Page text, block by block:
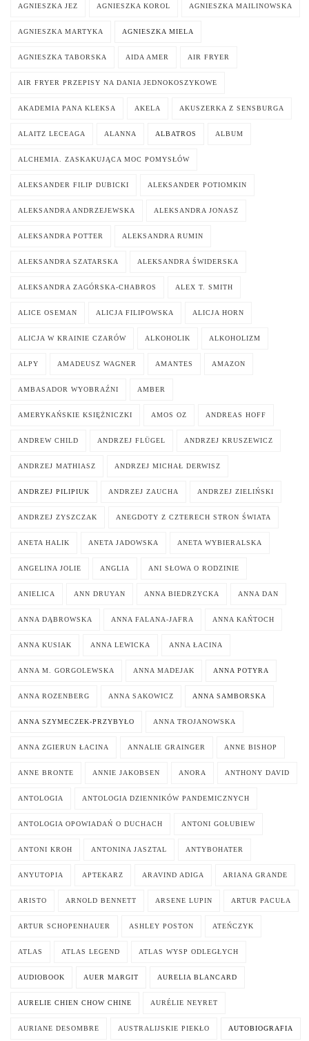
AGNIESZKA JEZ AGNIESZKA KOROL AGNIESZKA MAILINOWSKA
AGNIESZKA MARTYKA AGNIESZKA MIELA
AGNIESZKA TABORSKA AIDA AMER AIR FRYER
AIR FRYER PRZEPISY NA DANIA JEDNOKOSZYKOWE
AKADEMIA PANA KLEKSA AKELA AKUSZERKA Z SENSBURGA
ALAITZ LECEAGA ALANNA ALBATROS ALBUM
ALCHEMIA. ZASKAKUJĄCA MOC POMYSŁÓW
ALEKSANDER FILIP DUBICKI ALEKSANDER POTIOMKIN
ALEKSANDRA ANDRZEJEWSKA ALEKSANDRA JONASZ
ALEKSANDRA POTTER ALEKSANDRA RUMIN
ALEKSANDRA SZATARSKA ALEKSANDRA ŚWIDERSKA
ALEKSANDRA ZAGÓRSKA-CHABROS ALEX T. SMITH
ALICE OSEMAN ALICJA FILIPOWSKA ALICJA HORN
ALICJA W KRAINIE CZARÓW ALKOHOLIK ALKOHOLIZM
ALPY AMADEUSZ WAGNER AMANTES AMAZON
AMBASADOR WYOBRAŹNI AMBER
AMERYKAŃSKIE KSIĘŻNICZKI AMOS OZ ANDREAS HOFF
ANDREW CHILD ANDRZEJ FLÜGEL ANDRZEJ KRUSZEWICZ
ANDRZEJ MATHIASZ ANDRZEJ MICHAŁ DERWISZ
ANDRZEJ PILIPIUK ANDRZEJ ZAUCHA ANDRZEJ ZIELIŃSKI
ANDRZEJ ZYSZCZAK ANEGDOTY Z CZTERECH STRON ŚWIATA
ANETA HALIK ANETA JADOWSKA ANETA WYBIERALSKA
ANGELINA JOLIE ANGLIA ANI SŁOWA O RODZINIE
ANIELICA ANN DRUYAN ANNA BIEDRZYCKA ANNA DAN
ANNA DĄBROWSKA ANNA FALANA-JAFRA ANNA KAŃTOCH
ANNA KUSIAK ANNA LEWICKA ANNA ŁACINA
ANNA M. GORGOLEWSKA ANNA MADEJAK ANNA POTYRA
ANNA ROZENBERG ANNA SAKOWICZ ANNA SAMBORSKA
ANNA SZYMECZEK-PRZYBYŁO ANNA TROJANOWSKA
ANNA ZGIERUN ŁACINA ANNALIE GRAINGER ANNE BISHOP
ANNE BRONTE ANNIE JAKOBSEN ANORA ANTHONY DAVID
ANTOLOGIA ANTOLOGIA DZIENNIKÓW PANDEMICZNYCH
ANTOLOGIA OPOWIADAŃ O DUCHACH ANTONI GOŁUBIEW
ANTONI KROH ANTONINA JASZTAL ANTYBOHATER
ANYUTOPIA APTEKARZ ARAVIND ADIGA ARIANA GRANDE
ARISTO ARNOLD BENNETT ARSENE LUPIN ARTUR PACUŁA
ARTUR SCHOPENHAUER ASHLEY POSTON ATEŃCZYK
ATLAS ATLAS LEGEND ATLAS WYSP ODLEGŁYCH
AUDIOBOOK AUER MARGIT AURELIA BLANCARD
AURELIE CHIEN CHOW CHINE AURÉLIE NEYRET
AURIANE DESOMBRE AUSTRALIJSKIE PIEKŁO AUTOBIOGRAFIA